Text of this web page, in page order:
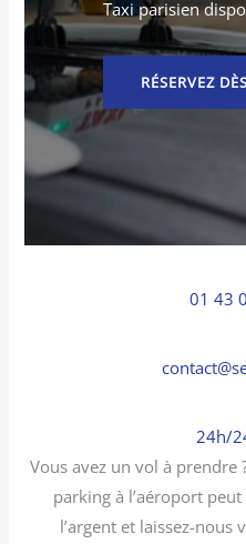
Taxi parisien
RÉSERVEZ
01 43
24h/
Vous avez un vol à prendre
parking à l’aéroport
l’argent et laissez-nous